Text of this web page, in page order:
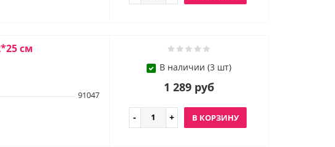
см
91047
В наличии (3 шт)
1 289 руб
В КОРЗИНУ